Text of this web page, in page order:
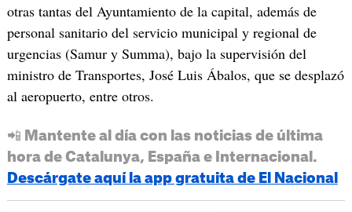
otras tantas del Ayuntamiento de la capital, además de
personal sanitario del servicio municipal y regional de
urgencias (Samur y Summa), bajo la supervisión del
ministro de Transportes, José Luis Ábalos, que se desplazó
al aeropuerto, entre otros.
📲 Mantente al día con las noticias de última
hora de Catalunya, España e Internacional.
Descárgate aquí la app gratuita de El Nacional